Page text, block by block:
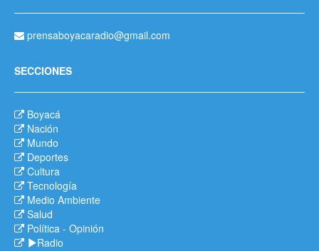
prensaboyacaradio@gmail.com
SECCIONES
Boyacá
Nación
Mundo
Deportes
Cultura
Tecnología
Medio Ambiente
Salud
Política - Opinión
Radio